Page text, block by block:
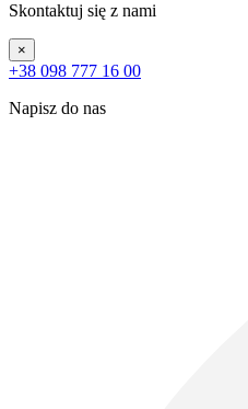
Skontaktuj się z nami
×
+38 098 777 16 00
Napisz do nas